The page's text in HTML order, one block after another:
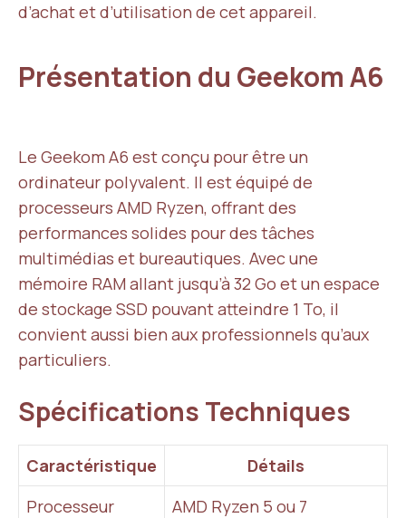
d’achat et d’utilisation de cet appareil.
Présentation du Geekom A6
Le Geekom A6 est conçu pour être un
ordinateur polyvalent. Il est équipé de
processeurs AMD Ryzen, offrant des
performances solides pour des tâches
multimédias et bureautiques. Avec une
mémoire RAM allant jusqu’à 32 Go et un espace
de stockage SSD pouvant atteindre 1 To, il
convient aussi bien aux professionnels qu’aux
particuliers.
Spécifications Techniques
Caractéristique
Détails
Processeur
AMD Ryzen 5 ou 7